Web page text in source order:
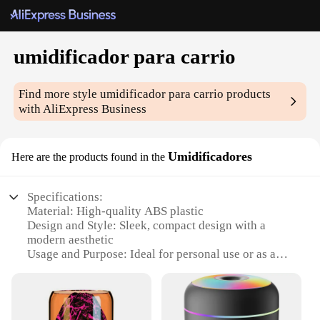
umidificador para carrio
Find more styleumidificador para carrio products
with AliExpress Business
Here are the products found in the Umidificadores
Specifications:
Material: High-quality ABS plastic
Design and Style: Sleek, compact design with a
modern aesthetic
Usage and Purpose: Ideal for personal use or as a
Performance and Property: Efficiently humidifies
the air to maintain a comfortable environment
Parts and Accessories: Comes with a user-friendly